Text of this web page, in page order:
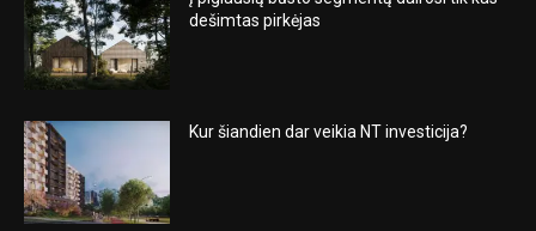
dešimtas pirkėjas
Kur šiandien dar veikia NT investicija?